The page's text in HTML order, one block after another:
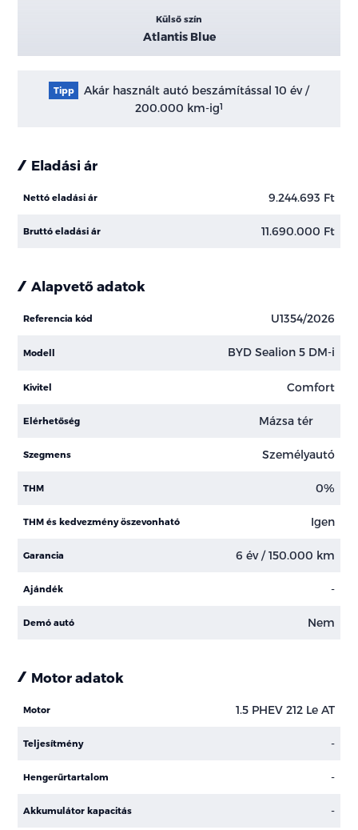
Külső szín
Atlantis Blue
Tipp
Akár használt autó beszámítással 10 év /
200.000 km-ig1
Eladási ár
Nettó eladási ár 9.244.693 Ft
Bruttó eladási ár 11.690.000 Ft
Alapvető adatok
Referencia kód U1354/2026
Modell BYD Sealion 5 DM-i
Kivitel Comfort
Elérhetőség Mázsa tér
Szegmens Személyautó
THM 0%
THM és kedvezmény öszevonható Igen
Garancia 6 év / 150.000 km
Ajándék -
Demó autó Nem
Motor adatok
Motor 1.5 PHEV 212 Le AT
Teljesítmény -
Hengerűrtartalom -
Akkumulátor kapacitás -